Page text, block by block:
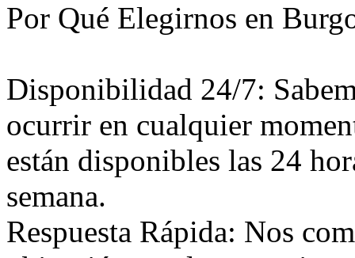
Por Qué Elegirnos en
Disponibilidad 24/7:
ocurrir en cualquier
están disponibles las 24
semana.
Respuesta Rápida: Nos